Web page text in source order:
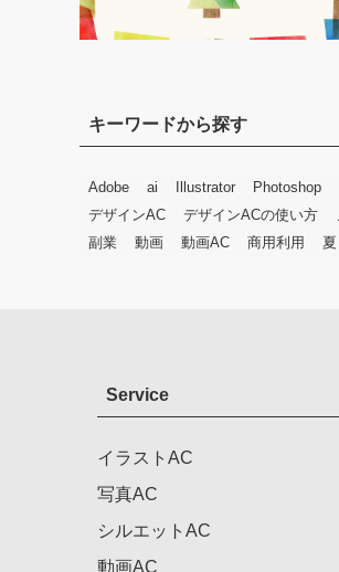
キーワードから探す
Adobe ai Illustrator Photoshop
デザインAC
デザインACの使い方
副業
動画 動画AC 商用利用 夏
Service
イラストAC
写真AC
シルエットAC
動画AC